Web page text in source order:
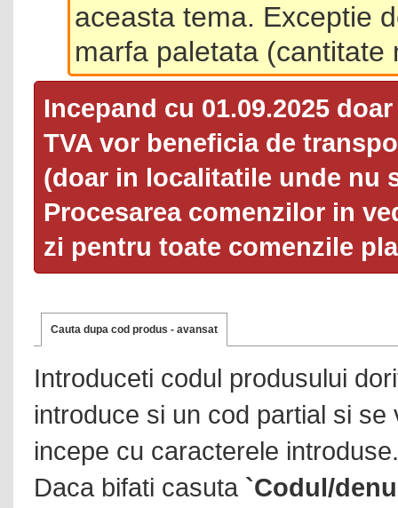
aceasta tema. Exceptie
marfa paletata (cantitate
Incepand cu 01.09.2025
TVA vor beneficia de
(doar in localitatile unde nu
Procesarea comenzilor in
zi pentru toate comenzile
Cauta dupa cod produs - avansat
Introduceti codul produsului
introduce si un cod partial si
incepe cu caracterele introduse.
Daca bifati casuta `Codul/